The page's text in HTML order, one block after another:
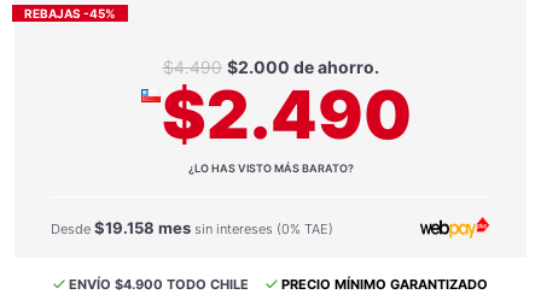
REBAJAS -45%
$4.490 $2.000 de ahorro.
$2.490
¿LO HAS VISTO MÁS BARATO?
Desde $19.158 mes sin intereses (0% TAE)
ENVÍO $4.900 TODO CHILE PRECIO MÍNIMO GARANTIZADO